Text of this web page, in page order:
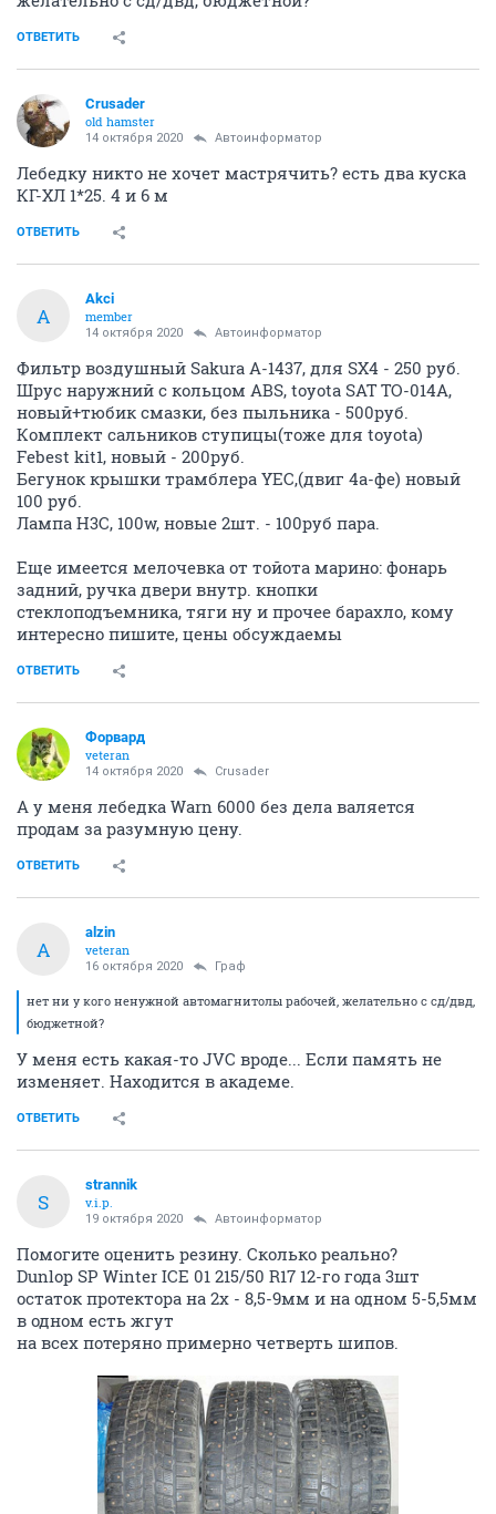
ОТВЕТИТЬ
Crusader
old hamster
14 октября 2020 Автоинформатор
Лебедку никто не хочет мастрячить? есть два куска
КГ-ХЛ 1*25. 4 и 6 м
ОТВЕТИТЬ
A
Akci
member
14 октября 2020 Автоинформатор
Фильтр воздушный Sakura A-1437, для SX4 - 250 руб.
Шрус наружний с кольцом ABS, toyota SAT TO-014A,
новый+тюбик смазки, без пыльника - 500руб.
Комплект сальников ступицы(тоже для toyota)
Febest kit1, новый - 200руб.
Бегунок крышки трамблера YEC,(двиг 4а-фе) новый
100 руб.
Лампа H3C, 100w, новые 2шт. - 100руб пара.
Еще имеется мелочевка от тойота марино: фонарь
задний, ручка двери внутр. кнопки
стеклоподъемника, тяги ну и прочее барахло, кому
интересно пишите, цены обсуждаемы
ОТВЕТИТЬ
Форвард
veteran
14 октября 2020 Crusader
А у меня лебедка Warn 6000 без дела валяется
продам за разумную цену.
ОТВЕТИТЬ
A
alzin
veteran
16 октября 2020 Граф
нет ни у кого ненужной автомагнитолы рабочей, желательно с сд/двд,
бюджетной?
У меня есть какая-то JVC вроде... Если память не
изменяет. Находится в академе.
ОТВЕТИТЬ
S
strannik
v.i.p.
19 октября 2020 Автоинформатор
Помогите оценить резину. Сколько реально?
Dunlop SP Winter ICE 01 215/50 R17 12-го года 3шт
остаток протектора на 2х - 8,5-9мм и на одном 5-5,5мм
в одном есть жгут
на всех потеряно примерно четверть шипов.